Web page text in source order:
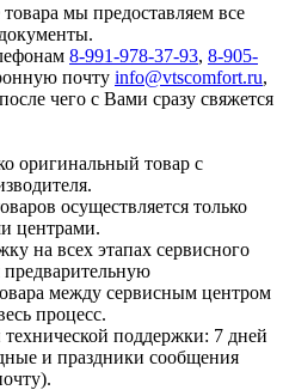
мы предоставляем все
8-991-978-37-93, 8-905-
почту info@vtscomfort.ru,
чего с Вами сразу свяжется
оригинальный товар с
осуществляется только
центрами.
на всех этапах сервисного
между сервисным центром
процесс.
поддержки: 7 дней
и праздники сообщения